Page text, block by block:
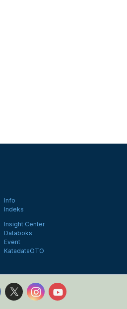
Info
Indeks
Insight Center
Databoks
Event
KatadataOTO
Follow us on Facebook
Follow us on X
Follow us on
Follow us on